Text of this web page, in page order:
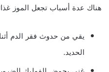
هناك عدة أسباب تجعل الموز
يقي من حدوث فقر الدم
الحديد.